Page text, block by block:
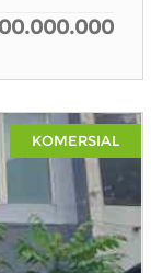
KOMERSIAL